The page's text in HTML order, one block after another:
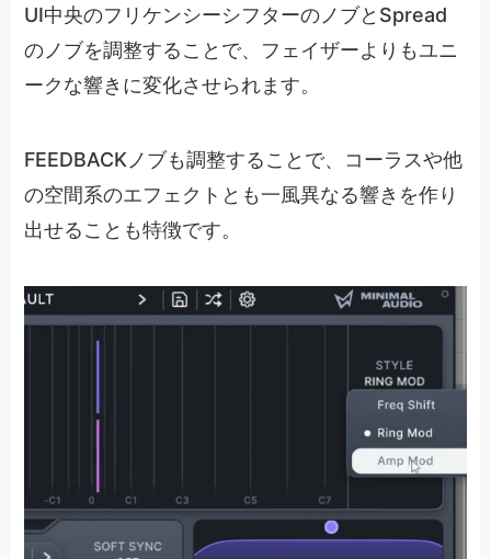
UI中央のフリケンシーシフターのノブとSpread
のノブを調整することで、フェイザーよりもユニ
ークな響きに変化させられます。
FEEDBACKノブも調整することで、コーラスや他
の空間系のエフェクトとも一風異なる響きを作り
出せることも特徴です。